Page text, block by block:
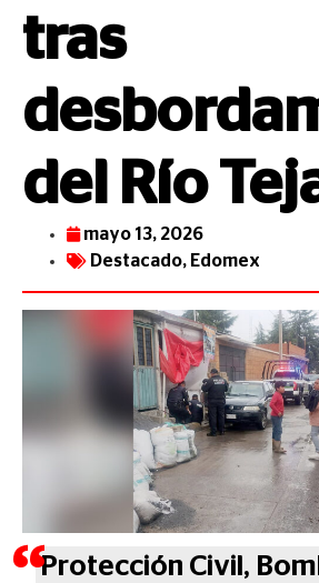
tras
del Río
mayo 13, 2026
Destacado, Edomex
Protección Civil,